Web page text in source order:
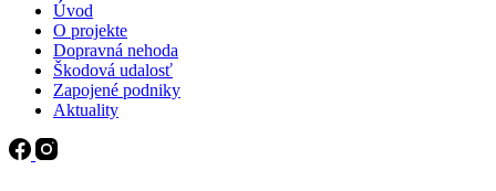
Úvod
O projekte
Dopravná nehoda
Škodová udalosť
Zapojené podniky
Aktuality